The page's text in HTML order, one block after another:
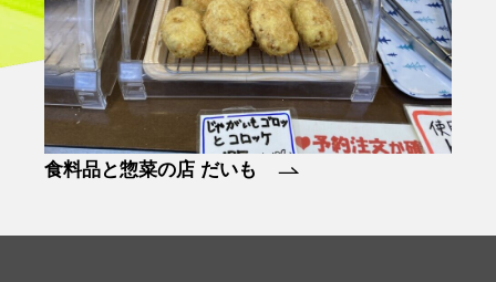
二六公園ブナ林